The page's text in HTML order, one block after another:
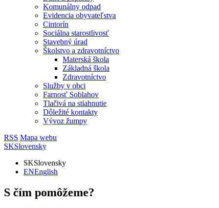
Komunálny odpad
Evidencia obyvateľstva
Cintorín
Sociálna starostlivosť
Stavebný úrad
Školstvo a zdravotníctvo
Materská škola
Základná škola
Zdravotníctvo
Služby v obci
Farnosť Soblahov
Tlačivá na stiahnutie
Dôležité kontakty
Vývoz žumpy
RSS Mapa webu
SKSlovensky
SKSlovensky
ENEnglish
S čím pomôžeme?